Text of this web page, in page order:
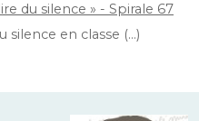
du silence » - Spirale 67
silence en classe (…)